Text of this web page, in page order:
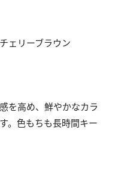
ェリーブラウン
を高め、鮮やかなカラ
。色もちも長時間キー